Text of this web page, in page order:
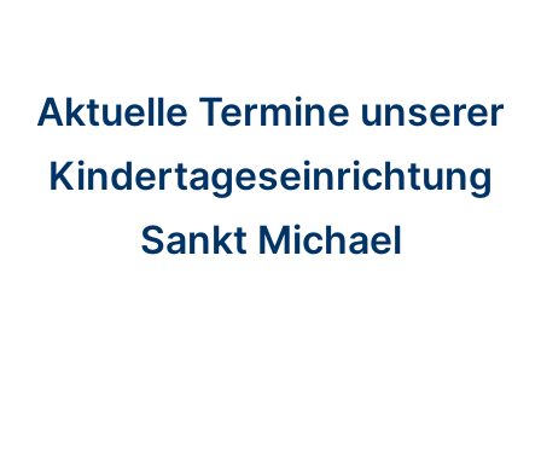
Aktuelle Termine unserer
Kindertageseinrichtung
Sankt Michael